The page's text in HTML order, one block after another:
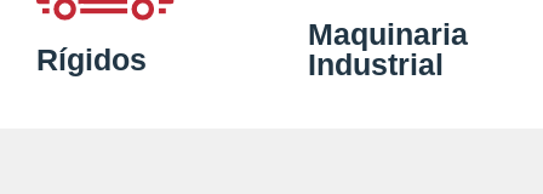
Rígidos
Maquinaria
Industrial